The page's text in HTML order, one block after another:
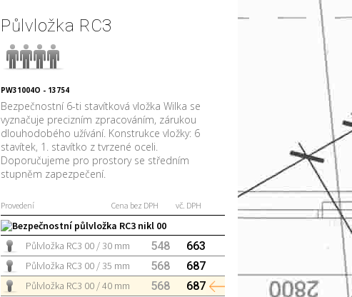
Půlvložka RC3
PW31004O - 13754
Bezpečnostní 6-ti stavítková vložka Wilka se
vyznačuje precizním zpracováním, zárukou
dlouhodobého užívání. Konstrukce vložky: 6
stavítek, 1. stavítko z tvrzené oceli.
Doporučujeme pro prostory se středním
stupněm zapezpečení.
Provedení Cena bez DPH vč. DPH
Bezpečnostní půlvložka RC3 nikl 00
Půlvložka RC3 00 / 30 mm
548 663
Půlvložka RC3 00 / 35 mm 568 687
Půlvložka RC3 00 / 40 mm 568 687